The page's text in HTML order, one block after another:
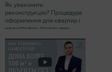
Як узаконити
реконструкцію? Процедура
оформлення для квартир і
нежитлових приміщень